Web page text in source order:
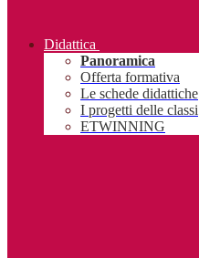
Didattica
Panoramica
Offerta formativa
Le schede didattiche
I progetti delle classi
ETWINNING